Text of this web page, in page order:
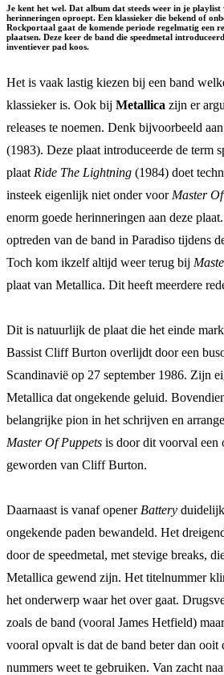
Je kent het wel. Dat album dat steeds weer in je
herinneringen oproept. Een klassieker die bekend of
Rockportaal gaat de komende periode regelmatig een
plaatsen. Deze keer de band die speedmetal
inventiever pad koos.
Het is vaak lastig kiezen bij een band
klassieker is. Ook bij Metallica zijn er
releases te noemen. Denk bijvoorbeeld
(1983). Deze plaat introduceerde de term
plaat Ride The Lightning (1984) doet
insteek eigenlijk niet onder voor Master
enorm goede herinneringen aan deze
optreden van de band in Paradiso tijdens
Toch kom ikzelf altijd weer terug bij
plaat van Metallica. Dit heeft meerdere
Dit is natuurlijk de plaat die het einde
Bassist Cliff Burton overlijdt door een
Scandinavië op 27 september 1986. Zijn
Metallica dat ongekende geluid.
belangrijke pion in het schrijven en
Master Of Puppets is door dit voorval een
geworden van Cliff Burton.
Daarnaast is vanaf opener Battery
ongekende paden bewandeld. Het
door de speedmetal, met stevige breaks,
Metallica gewend zijn. Het titelnummer
het onderwerp waar het over gaat.
zoals de band (vooral James Hetfield)
vooral opvalt is dat de band beter dan ooit
nummers weet te gebruiken. Van zacht